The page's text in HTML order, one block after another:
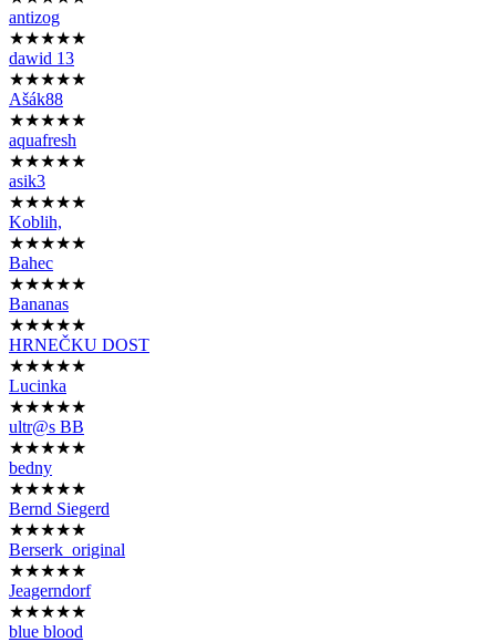
antizog
★★★★★
dawid 13
★★★★★
Ašák88
★★★★★
aquafresh
★★★★★
asik3
★★★★★
Koblih,
★★★★★
Bahec
★★★★★
Bananas
★★★★★
HRNEČKU DOST
★★★★★
Lucinka
★★★★★
ultr@s BB
★★★★★
bedny
★★★★★
Bernd Siegerd
★★★★★
Berserk_original
★★★★★
Jeagerndorf
★★★★★
blue blood